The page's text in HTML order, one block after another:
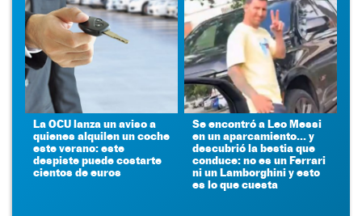
La OCU lanza un aviso a
quienes alquilen un coche
este verano: este
despiste puede costarte
cientos de euros
Se encontró a Leo Messi
en un aparcamiento... y
descubrió la bestia que
conduce: no es un Ferrari
ni un Lamborghini y esto
es lo que cuesta